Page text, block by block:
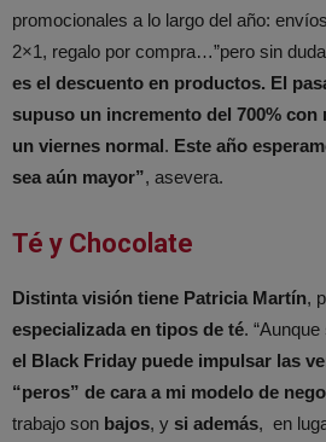
promocionales a lo largo del año:
2×1, regalo por compra…”pero sin duda
es el descuento en productos. El
supuso un incremento del 700% con
un viernes normal. Este año
sea aún mayor”, asevera.
Té y Chocolate
Distinta visión tiene Patricia Martín,
especializada en tipos de té. “Aunque
el Black Friday puede impulsar las
“peros” de cara a mi modelo de
trabajo son bajos, y si además, en